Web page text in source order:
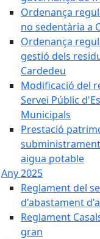
Ordenança
no sedentària a
Ordenança
gestió dels
Cardedeu
Modificació del
Servei Públic
Municipals
Prestació
aigua potable
Any 2025
Reglament del
d'abastament
Reglament
gran